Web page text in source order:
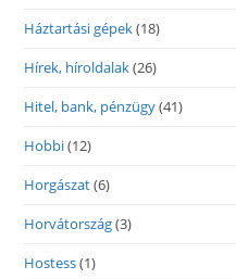
Háztartási gépek(18)
Hírek, híroldalak(26)
Hitel, bank, pénzügy(41)
Hobbi(12)
Horgászat(6)
Horvátország(3)
Hostess(1)